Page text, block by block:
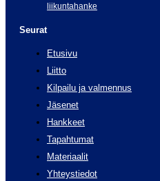
liikuntahanke
Seurat
Etusivu
Liitto
Kilpailu ja valmennus
Jäsenet
Hankkeet
Tapahtumat
Materiaalit
Yhteystiedot